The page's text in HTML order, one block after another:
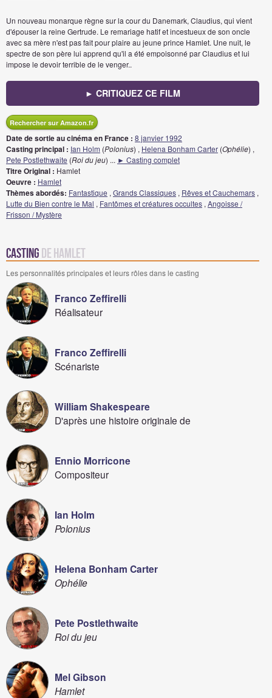
Un nouveau monarque règne sur la cour du Danemark, Claudius, qui vient
d'épouser la reine Gertrude. Le remariage hatif et incestueux de son oncle
avec sa mère n'est pas fait pour plaire au jeune prince Hamlet. Une nuit, le
spectre de son père lui apprend qu'il a été empoisonné par Claudius et lui
impose le devoir terrible de le venger..
► CRITIQUEZ CE FILM
Rechercher sur Amazon.fr
Date de sortie au cinéma en France : 8 janvier 1992
Casting principal : Ian Holm (Polonius) , Helena Bonham Carter (Ophélie) ,
Pete Postlethwaite (Roi du jeu) ... ► Casting complet
Titre Original : Hamlet
Oeuvre : Hamlet
Thèmes abordés: Fantastique , Grands Classiques , Rêves et Cauchemars ,
Lutte du Bien contre le Mal , Fantômes et créatures occultes , Angoisse /
Frisson / Mystère
Casting de Hamlet
Les personnalités principales et leurs rôles dans le casting
Franco Zeffirelli
Réalisateur
Franco Zeffirelli
Scénariste
William Shakespeare
D'après une histoire originale de
Ennio Morricone
Compositeur
Ian Holm
Polonius
Helena Bonham Carter
Ophélie
Pete Postlethwaite
Roi du jeu
Mel Gibson
Hamlet